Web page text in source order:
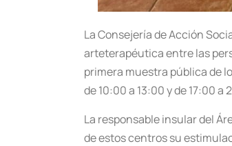
La Consejería de Acción
arteterapéutica entre las
primera muestra pública de
de 10:00 a 13:00 y de 17:00
La responsable insular del
de estos centros su